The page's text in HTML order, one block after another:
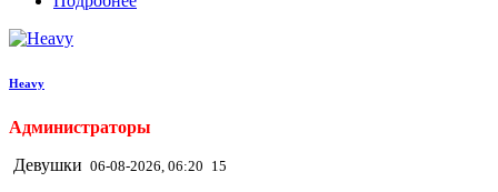
Heavy
Администраторы
Девушки 06-08-2026, 06:20 15